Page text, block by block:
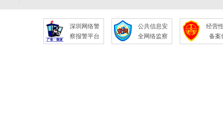
深圳网络警
察报警平台
公共信息安
全网络监察
经营
备案